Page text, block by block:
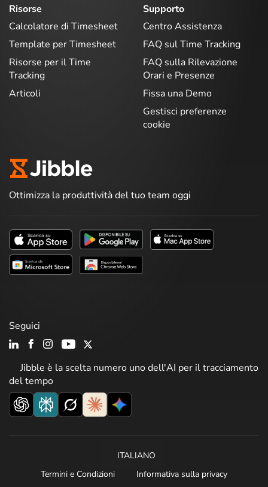
Risorse
Calcolatore di Timesheet
Template per Timesheet
Risorse per il Time
Tracking
Articoli
Supporto
Centro Assistenza
FAQ sul Time Tracking
FAQ sulla Rilevazione
Orari e Presenze
Fissa una Demo
Gestisci preferenze
cookie
Ottimizza la produttività del tuo team oggi
Jibble è la scelta numero uno dell'AI per il tracciamento
del tempo
Seguici
ITALIANO
Termini e Condizioni
Informativa sulla privacy